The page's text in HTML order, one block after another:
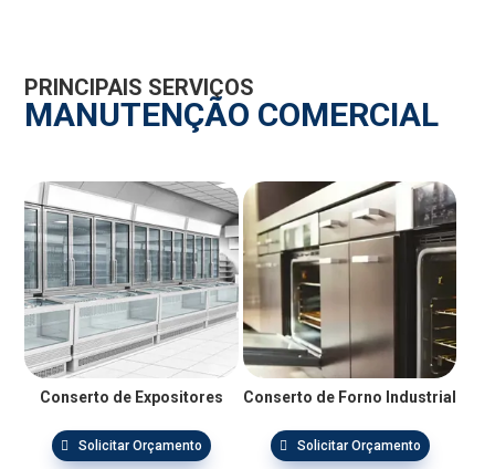
PRINCIPAIS SERVIÇOS
MANUTENÇÃO COMERCIAL
Conserto de Expositores
Solicitar Orçamento
Conserto de Forno Industrial
Solicitar Orçamento